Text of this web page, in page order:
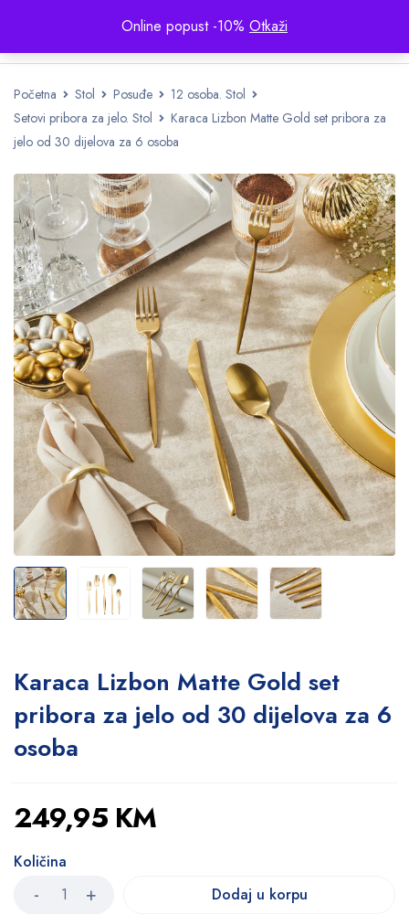
Online popust -10% Otkaži
Početna Stol Posuđe
12 osoba. Stol
Setovi pribora za jelo. Stol
Karaca Lizbon Matte Gold set pribora za
jelo od 30 dijelova za 6 osoba
Karaca Lizbon Matte Gold set
pribora za jelo od 30 dijelova za 6
osoba
249,95 KM
Količina
Dodaj u korpu